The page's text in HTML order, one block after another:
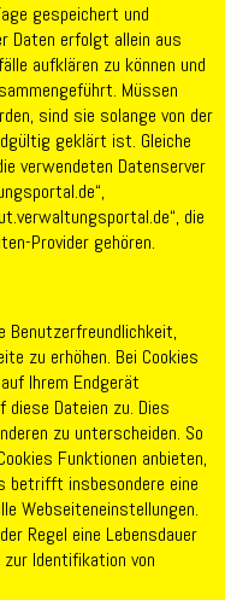
gespeichert und
Daten erfolgt allein aus
aufklären zu können und
Müssen
sind sie solange von der
geklärt ist. Gleiche
verwendeten Datenserver
die
Provider gehören.
Benutzerfreundlichkeit,
zu erhöhen. Bei Cookies
Ihrem Endgerät
Dateien zu. Dies
zu unterscheiden. So
Funktionen anbieten,
betrifft insbesondere eine
Webseiteneinstellungen.
Regel eine Lebensdauer
Identifikation von